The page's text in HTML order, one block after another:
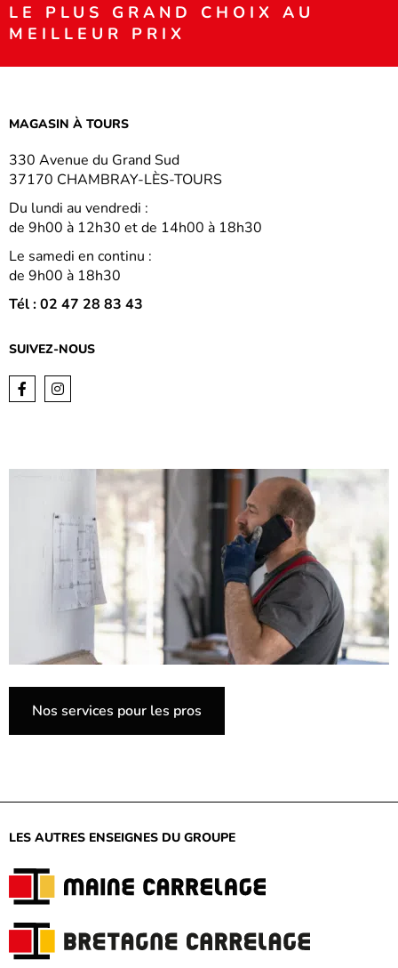
LE PLUS GRAND CHOIX AU
MEILLEUR PRIX
MAGASIN À TOURS
330 Avenue du Grand Sud
37170 CHAMBRAY-LÈS-TOURS
Du lundi au vendredi :
de 9h00 à 12h30 et de 14h00 à 18h30
Le samedi en continu :
de 9h00 à 18h30
Tél : 02 47 28 83 43
SUIVEZ-NOUS
FacebookInstagram
Nos services pour les pros
LES AUTRES ENSEIGNES DU GROUPE